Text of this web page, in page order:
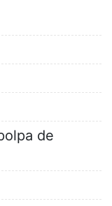
de